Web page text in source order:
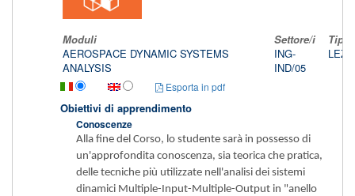
Moduli Settore/i
Tipo
AEROSPACE DYNAMIC SYSTEMS
ANALYSIS
ING-
IND/05
Esporta in pdf
Obiettivi di apprendimento
Conoscenze
Alla fine del Corso, lo studente sarà in possesso di
un'approfondita conoscenza, sia teorica che pratica,
delle tecniche più utilizzate nell'analisi dei sistemi
dinamici Multiple-Input-Multiple-Output in "anello